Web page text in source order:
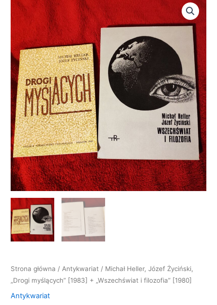
Strona główna / Antykwariat / Michał Heller, Józef Życiński,
„Drogi myślących” [1983] + „Wszechświat i filozofia” [1980]
Antykwariat